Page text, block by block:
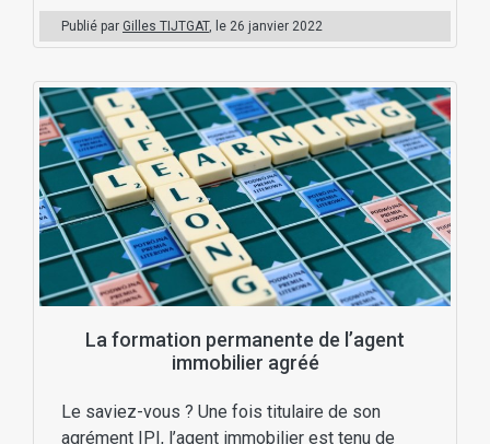
Publié par Gilles TIJTGAT, le 26 janvier 2022
La formation permanente de l’agent
immobilier agréé
Le saviez-vous ? Une fois titulaire de son
agrément IPI, l’agent immobilier est tenu de